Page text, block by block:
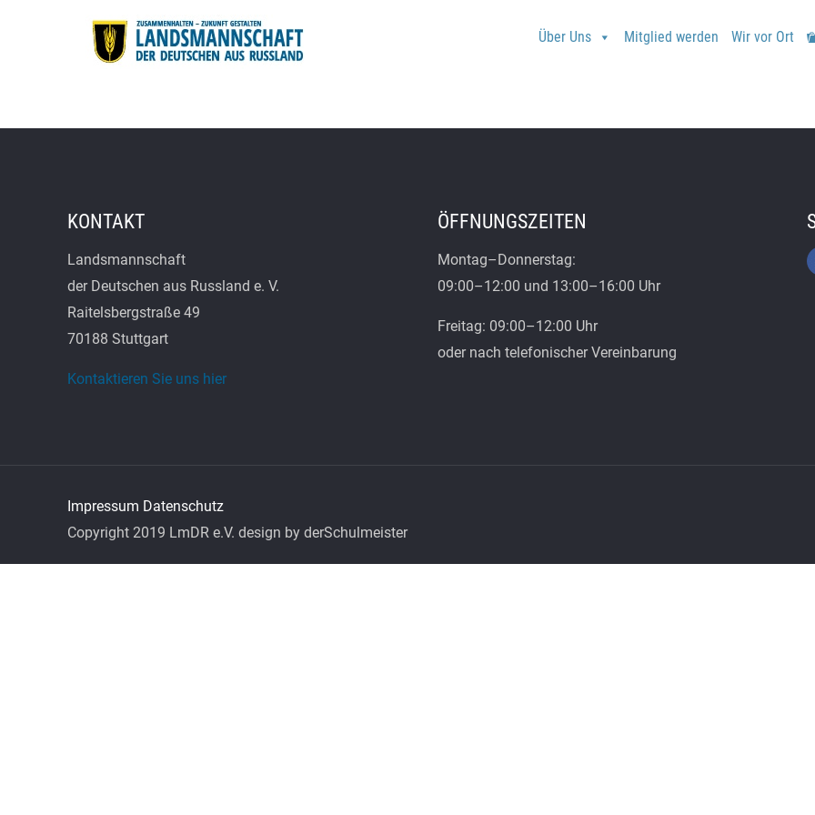
Über Uns Mitglied werden Wir vor Ort
KONTAKT
Landsmannschaft
der Deutschen aus Russland e. V.
Raitelsbergstraße 49
70188 Stuttgart
Kontaktieren Sie uns hier
ÖFFNUNGSZEITEN
Montag–Donnerstag:
09:00–12:00 und 13:00–16:00 Uhr
Freitag: 09:00–12:00 Uhr
oder nach telefonischer Vereinbarung
Impressum Datenschutz
Copyright 2019 LmDR e.V. design by derSchulmeister